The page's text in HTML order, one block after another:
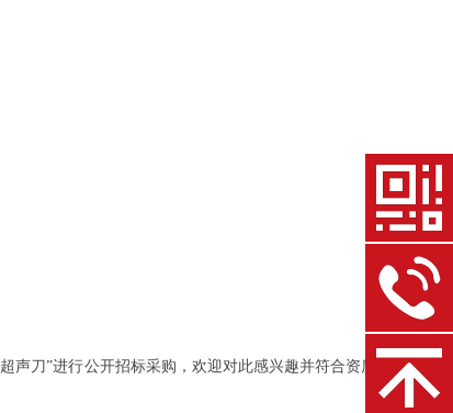
刀”进行公开招标采购，欢迎对此感兴趣并符合资质条件的投标